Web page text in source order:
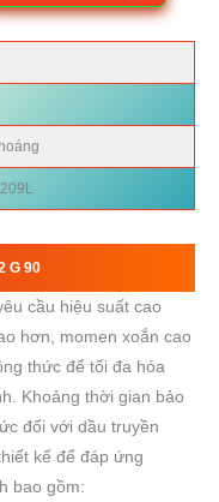
G 90
cầu hiệu suất cao
hơn, momen xoắn cao
thức để tối đa hóa
Khoảng thời gian bảo
đối với dầu truyền
kế để đáp ứng
bao gồm: